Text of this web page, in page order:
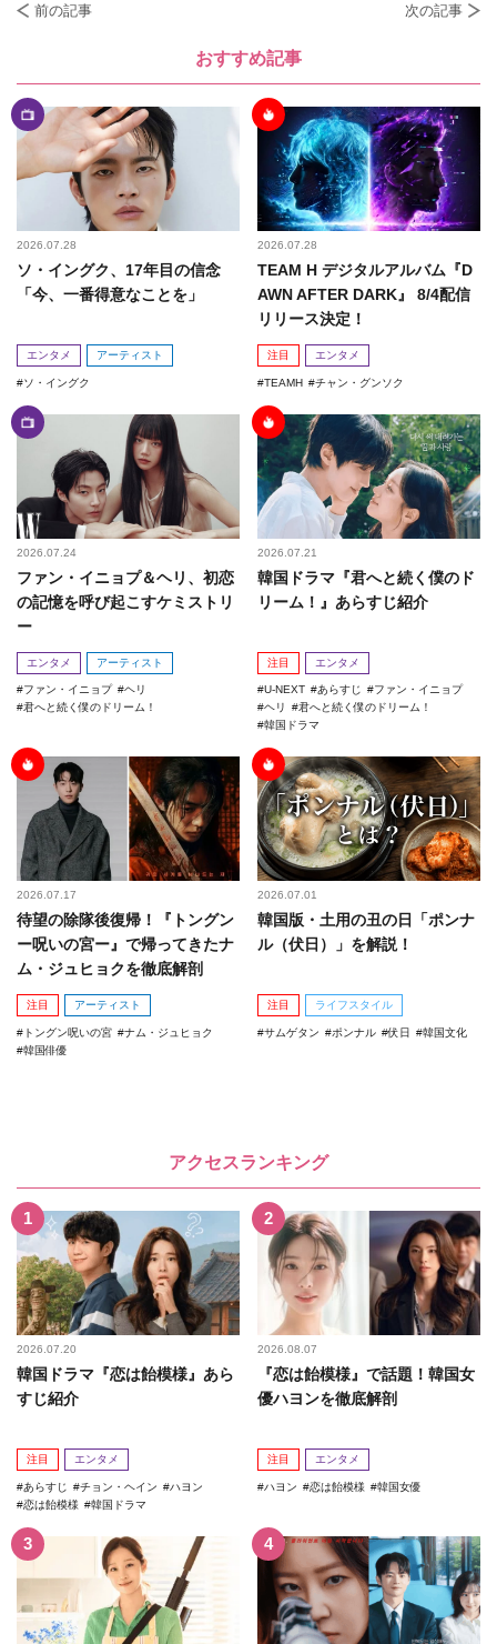
前の記事 次の記事
おすすめ記事
2026.07.28
ソ・イングク、17年目の信念
「今、一番得意なことを」
エンタメ アーティスト
ソ・イングク
2026.07.28
TEAM H デジタルアルバム『D
AWN AFTER DARK』 8/4配信
リリース決定！
注目 エンタメ
TEAMH チャン・グンソク
2026.07.24
ファン・イニョプ＆ヘリ、初恋
の記憶を呼び起こすケミストリ
ー
エンタメ アーティスト
ファン・イニョプ
ヘリ
君へと続く僕のドリーム！
2026.07.21
韓国ドラマ『君へと続く僕のド
リーム！』あらすじ紹介
注目 エンタメ
U-NEXT あらすじ
ファン・イニョプ
ヘリ
君へと続く僕のドリーム！
韓国ドラマ
2026.07.17
待望の除隊後復帰！『トングン
ー呪いの宮ー』で帰ってきたナ
ム・ジュヒョクを徹底解剖
注目 アーティスト
トングン呪いの宮
ナム・ジュヒョク
韓国俳優
2026.07.01
韓国版・土用の丑の日「ポンナ
ル（伏日）」を解説！
注目 ライフスタイル
サムゲタン ポンナル 伏日 韓国文化
アクセスランキング
2026.07.20
韓国ドラマ『恋は飴模様』あら
すじ紹介
注目 エンタメ
あらすじ チョン・ヘイン
ハヨン
恋は飴模様
韓国ドラマ
2026.08.07
『恋は飴模様』で話題！韓国女
優ハヨンを徹底解剖
注目 エンタメ
ハヨン 恋は飴模様 韓国女優